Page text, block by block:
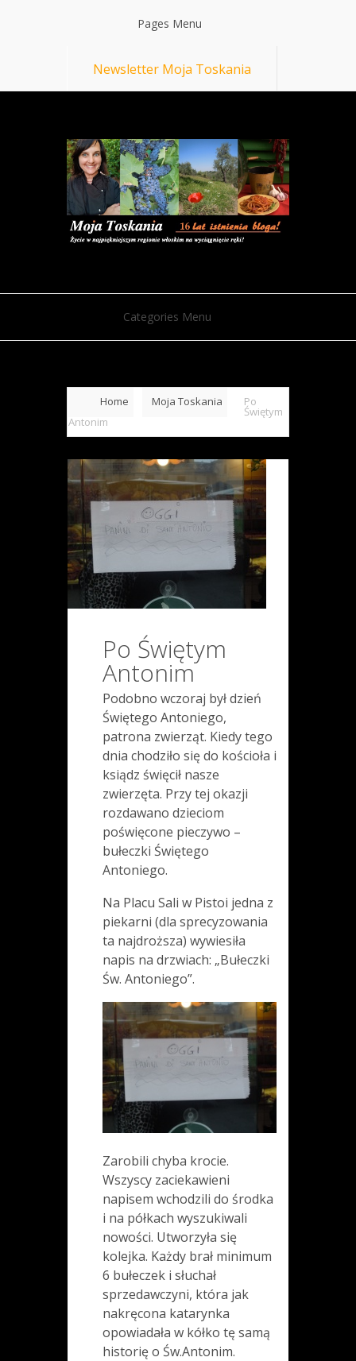
Pages Menu
Newsletter Moja Toskania
Categories Menu
Home Moja Toskania Po
Świętym
Antonim
Po Świętym
Antonim
Podobno wczoraj był dzień
Świętego Antoniego,
patrona zwierząt. Kiedy tego
dnia chodziło się do kościoła i
ksiądz święcił nasze
zwierzęta. Przy tej okazji
rozdawano dzieciom
poświęcone pieczywo –
bułeczki Świętego
Antoniego.
Na Placu Sali w Pistoi jedna z
piekarni (dla sprecyzowania
ta najdroższa) wywiesiła
napis na drzwiach: „Bułeczki
Św. Antoniego”.
Zarobili chyba krocie.
Wszyscy zaciekawieni
napisem wchodzili do środka
i na półkach wyszukiwali
nowości. Utworzyła się
kolejka. Każdy brał minimum
6 bułeczek i słuchał
sprzedawczyni, która jak
nakręcona katarynka
opowiadała w kółko tę samą
historię o Św.Antonim.